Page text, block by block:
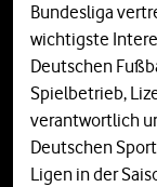
Bundesliga
wichtigste
Deutschen
Spielbetrieb,
verantwortlich
Deutschen
Ligen in der